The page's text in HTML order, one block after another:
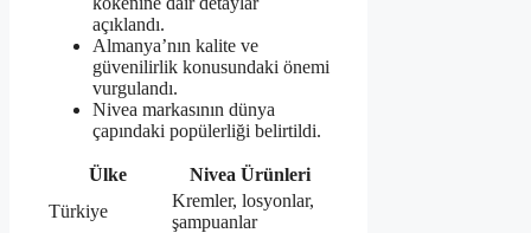
açıklandı.
Almanya’nın kalite ve
güvenilirlik konusundaki önemi
vurgulandı.
Nivea markasının dünya
çapındaki popülerliği belirtildi.
Ülke
Nivea Ürünleri
Türkiye
Kremler, losyonlar,
şampuanlar